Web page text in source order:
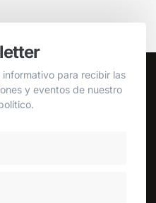
para recibir las
y eventos de nuestro